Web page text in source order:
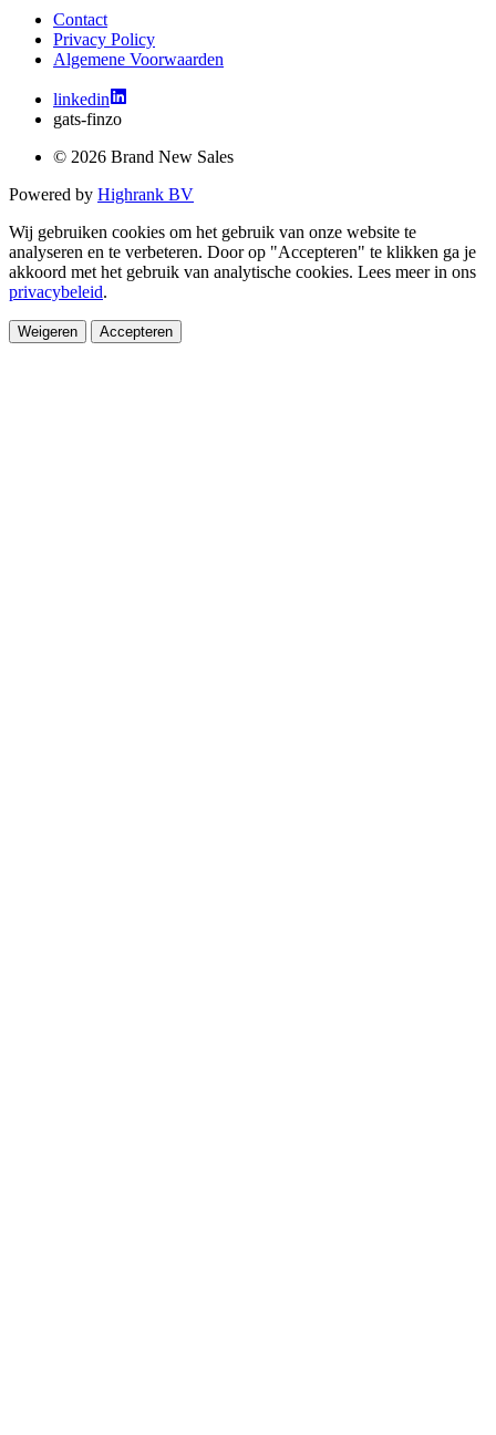
Contact
Privacy Policy
Algemene Voorwaarden
linkedin
gats-finzo
© 2026 Brand New Sales
Powered by Highrank BV
Wij gebruiken cookies om het gebruik van onze website te
analyseren en te verbeteren. Door op "Accepteren" te klikken ga je
akkoord met het gebruik van analytische cookies. Lees meer in ons
privacybeleid.
Weigeren Accepteren